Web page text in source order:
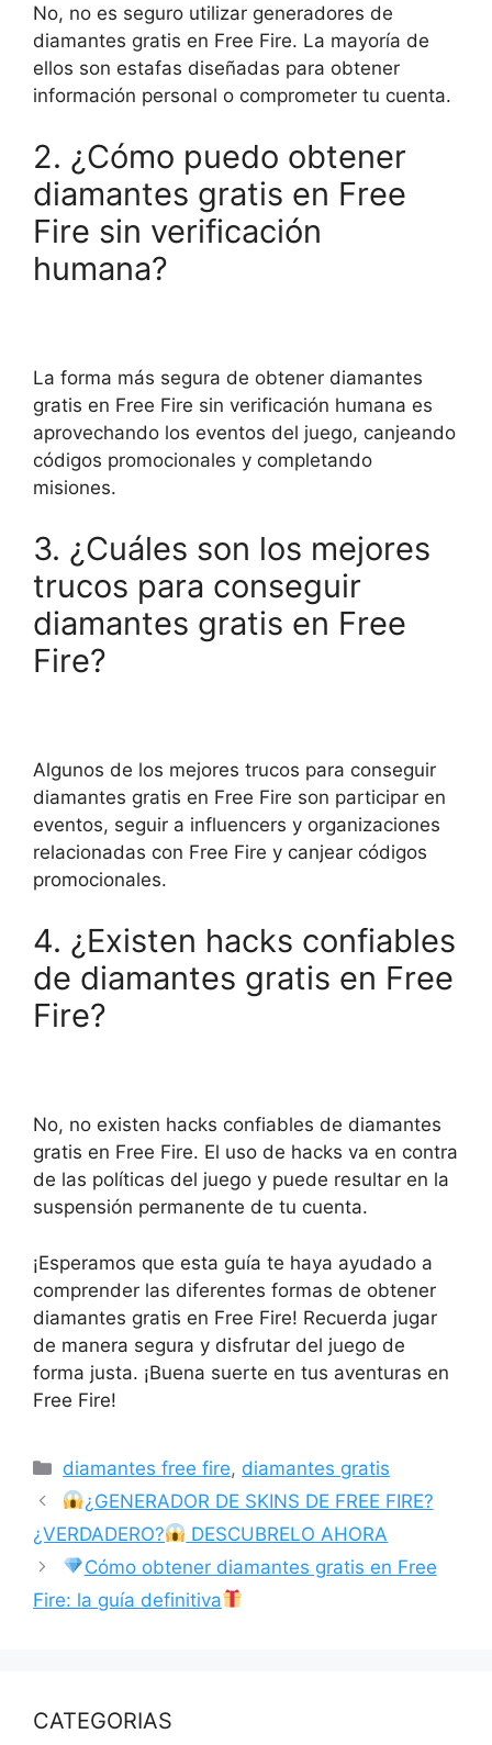
No, no es seguro utilizar generadores de
diamantes gratis en Free Fire. La mayoría de
ellos son estafas diseñadas para obtener
información personal o comprometer tu cuenta.
2. ¿Cómo puedo obtener
diamantes gratis en Free
Fire sin verificación
humana?
La forma más segura de obtener diamantes
gratis en Free Fire sin verificación humana es
aprovechando los eventos del juego, canjeando
códigos promocionales y completando
misiones.
3. ¿Cuáles son los mejores
trucos para conseguir
diamantes gratis en Free
Fire?
Algunos de los mejores trucos para conseguir
diamantes gratis en Free Fire son participar en
eventos, seguir a influencers y organizaciones
relacionadas con Free Fire y canjear códigos
promocionales.
4. ¿Existen hacks confiables
de diamantes gratis en Free
Fire?
No, no existen hacks confiables de diamantes
gratis en Free Fire. El uso de hacks va en contra
de las políticas del juego y puede resultar en la
suspensión permanente de tu cuenta.
¡Esperamos que esta guía te haya ayudado a
comprender las diferentes formas de obtener
diamantes gratis en Free Fire! Recuerda jugar
de manera segura y disfrutar del juego de
forma justa. ¡Buena suerte en tus aventuras en
Free Fire!
Categorías
diamantes free fire, diamantes gratis
¿GENERADOR DE SKINS DE FREE FIRE?
¿VERDADERO?
DESCUBRELO AHORA
Cómo obtener diamantes gratis en Free
Fire: la guía definitiva
CATEGORIAS